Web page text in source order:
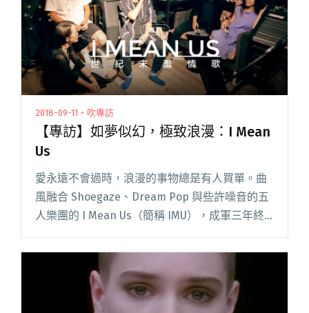
灣」策展人于蘇英"
2018-09-11・吹專訪
【專訪】如夢似幻，極致浪漫：I Mean
Us
愛永遠不會過時，浪漫的事物總是有人買單。曲
風融合 Shoegaze、Dream Pop 與些許噪音的五
人樂團的 I Mean Us（簡稱 IMU），成軍三年終
於發行首張專輯《OST》，邀請知名製作人陳建
騏與錄音師錢煒安聯手打造，收錄了以配樂閱讀
全文 "【專訪】如夢似幻，極致浪漫：I Mean Us"